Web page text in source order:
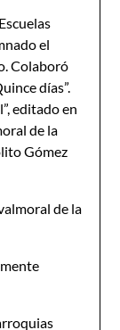
el
Colaboró
días”.
editado en
de la
Gómez
de la